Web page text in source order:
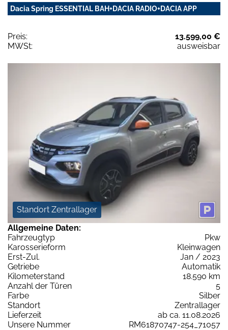
Dacia Spring ESSENTIAL BAH+DACIA RADIO+DACIA APP
Preis:
13.599,00 €
MWSt:
ausweisbar
Standort Zentrallager
Allgemeine Daten:
Fahrzeugtyp
Pkw
Karosserieform
Kleinwagen
Erst-Zul.
Jan / 2023
Getriebe
Automatik
Kilometerstand
18.590 km
Anzahl der Türen
5
Farbe
Silber
Standort
Zentrallager
Lieferzeit
ab ca. 11.08.2026
Unsere Nummer
RM61870747-254_71057